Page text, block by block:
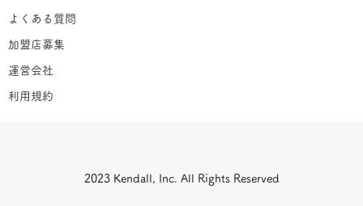
よくある質問
加盟店募集
運営会社
利用規約
2023 Kendall, Inc. All Rights Reserved